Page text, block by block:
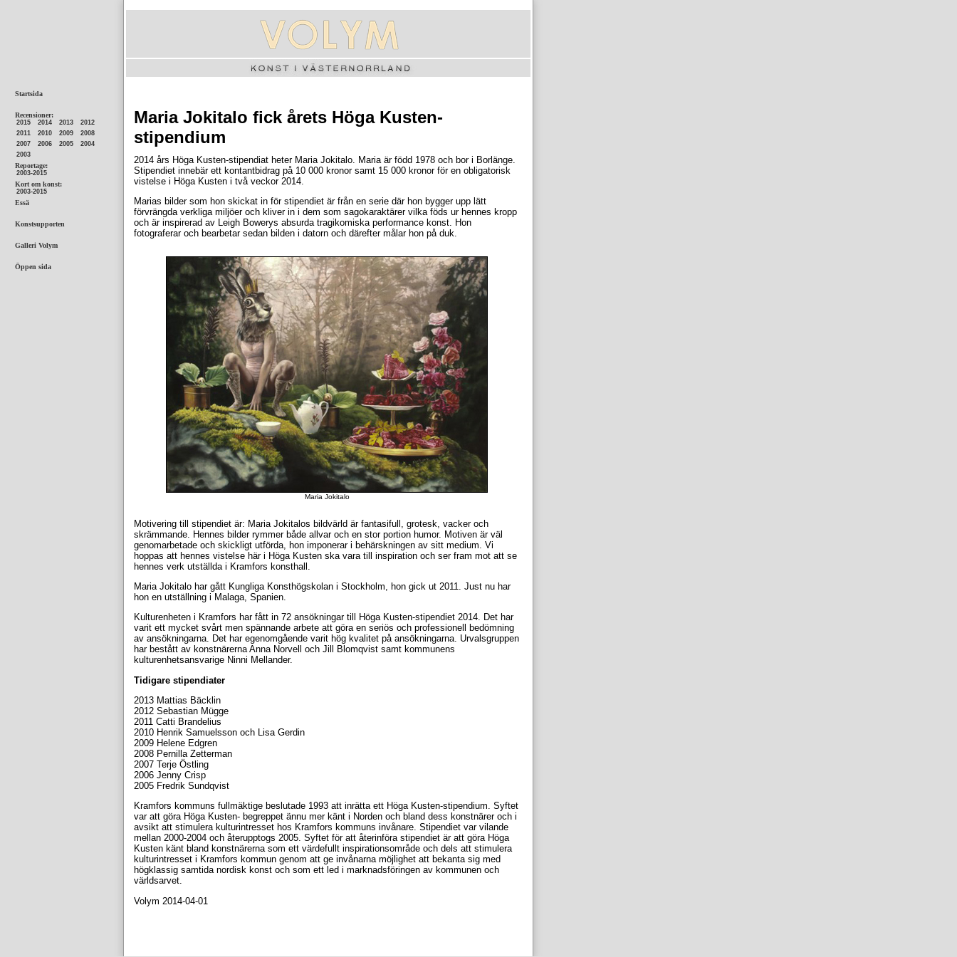
Maria Jokitalo fick årets Höga Kusten-
stipendium
2014 års Höga Kusten-stipendiat heter Maria Jokitalo. Maria är född 1978 och bor i Borlänge.
Stipendiet innebär ett kontantbidrag på 10 000 kronor samt 15 000 kronor för en obligatorisk
vistelse i Höga Kusten i två veckor 2014.
Marias bilder som hon skickat in för stipendiet är från en serie där hon bygger upp lätt
förvrängda verkliga miljöer och kliver in i dem som sagokaraktärer vilka föds ur hennes kropp
och är inspirerad av Leigh Bowerys absurda tragikomiska performance konst. Hon
fotograferar och bearbetar sedan bilden i datorn och därefter målar hon på duk.
Maria Jokitalo
Motivering till stipendiet är: Maria Jokitalos bildvärld är fantasifull, grotesk, vacker och
skrämmande. Hennes bilder rymmer både allvar och en stor portion humor. Motiven är väl
genomarbetade och skickligt utförda, hon imponerar i behärskningen av sitt medium. Vi
hoppas att hennes vistelse här i Höga Kusten ska vara till inspiration och ser fram mot att se
hennes verk utställda i Kramfors konsthall.
Maria Jokitalo har gått Kungliga Konsthögskolan i Stockholm, hon gick ut 2011. Just nu har
hon en utställning i Malaga, Spanien.
Kulturenheten i Kramfors har fått in 72 ansökningar till Höga Kusten-stipendiet 2014. Det har
varit ett mycket svårt men spännande arbete att göra en seriös och professionell bedömning
av ansökningarna. Det har egenomgående varit hög kvalitet på ansökningarna. Urvalsgruppen
har bestått av konstnärerna Anna Norvell och Jill Blomqvist samt kommunens
kulturenhetsansvarige Ninni Mellander.
Tidigare stipendiater
2013 Mattias Bäcklin
2012 Sebastian Mügge
2011 Catti Brandelius
2010 Henrik Samuelsson och Lisa Gerdin
2009 Helene Edgren
2008 Pernilla Zetterman
2007 Terje Östling
2006 Jenny Crisp
2005 Fredrik Sundqvist
Kramfors kommuns fullmäktige beslutade 1993 att inrätta ett Höga Kusten-stipendium. Syftet
var att göra Höga Kusten- begreppet ännu mer känt i Norden och bland dess konstnärer och i
avsikt att stimulera kulturintresset hos Kramfors kommuns invånare. Stipendiet var vilande
mellan 2000-2004 och återupptogs 2005. Syftet för att återinföra stipendiet är att göra Höga
Kusten känt bland konstnärerna som ett värdefullt inspirationsområde och dels att stimulera
kulturintresset i Kramfors kommun genom att ge invånarna möjlighet att bekanta sig med
högklassig samtida nordisk konst och som ett led i marknadsföringen av kommunen och
världsarvet.
Volym 2014-04-01